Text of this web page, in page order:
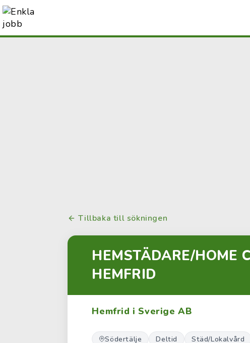
Tillbaka till sökningen
HEMSTÄDARE/HOME
HEMFRID
Hemfrid i Sverige AB
Södertälje Deltid Städ/Lokalvård